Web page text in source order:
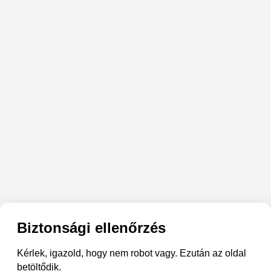
Biztonsági ellenőrzés
Kérlek, igazold, hogy nem robot vagy. Ezután az oldal
betöltődik.